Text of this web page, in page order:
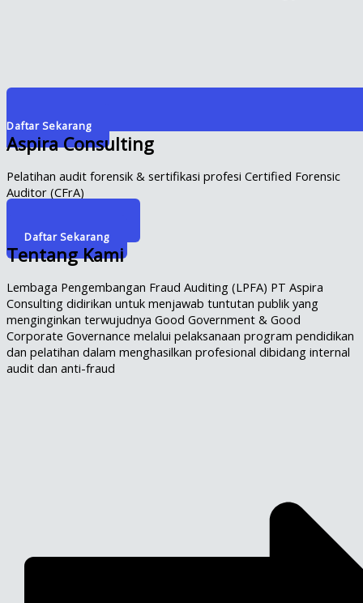
Daftar Sekarang
Aspira Consulting
Pelatihan audit forensik & sertifikasi profesi Certified Forensic
Auditor (CFrA)
Daftar Sekarang
Tentang Kami
Lembaga Pengembangan Fraud Auditing (LPFA) PT Aspira
Consulting didirikan untuk menjawab tuntutan publik yang
menginginkan terwujudnya Good Government & Good
Corporate Governance melalui pelaksanaan program pendidikan
dan pelatihan dalam menghasilkan profesional dibidang internal
audit dan anti-fraud